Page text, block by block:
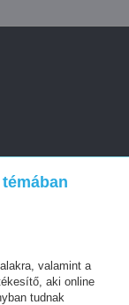
valamint a
aki online
tudnak